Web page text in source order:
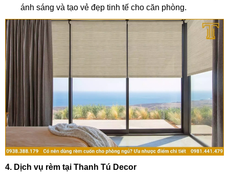
ánh sáng và tạo vẻ đẹp tinh tế cho căn phòng.
4. Dịch vụ rèm tại Thanh Tú Decor